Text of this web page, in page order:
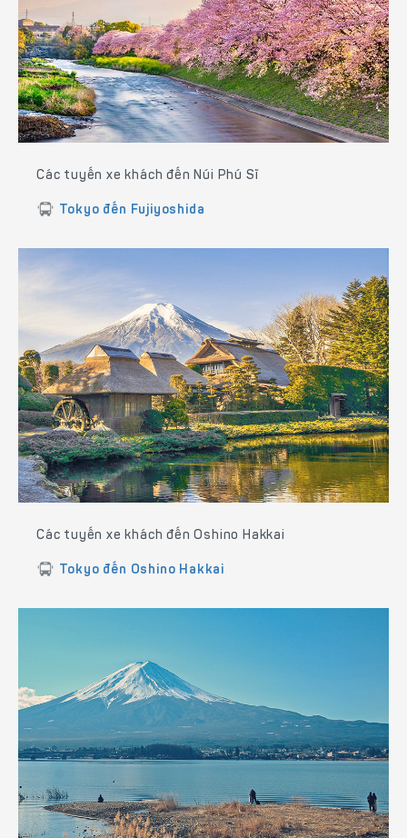
Các tuyến xe khách đến Núi Phú Sĩ
Tokyo đến Fujiyoshida
Các tuyến xe khách đến Oshino Hakkai
Tokyo đến Oshino Hakkai